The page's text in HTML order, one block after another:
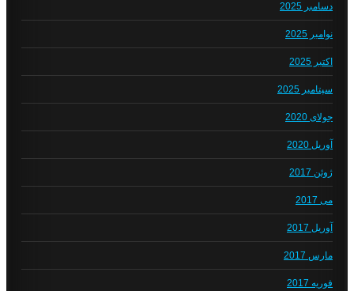
دسامبر 2025
نوامبر 2025
اکتبر 2025
سپتامبر 2025
جولای 2020
آوریل 2020
ژوئن 2017
می 2017
آوریل 2017
مارس 2017
فوریه 2017